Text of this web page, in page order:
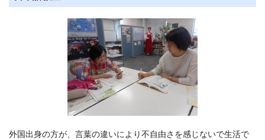
外国出身の方が、言葉の違いにより不自由さを感じないで生活で